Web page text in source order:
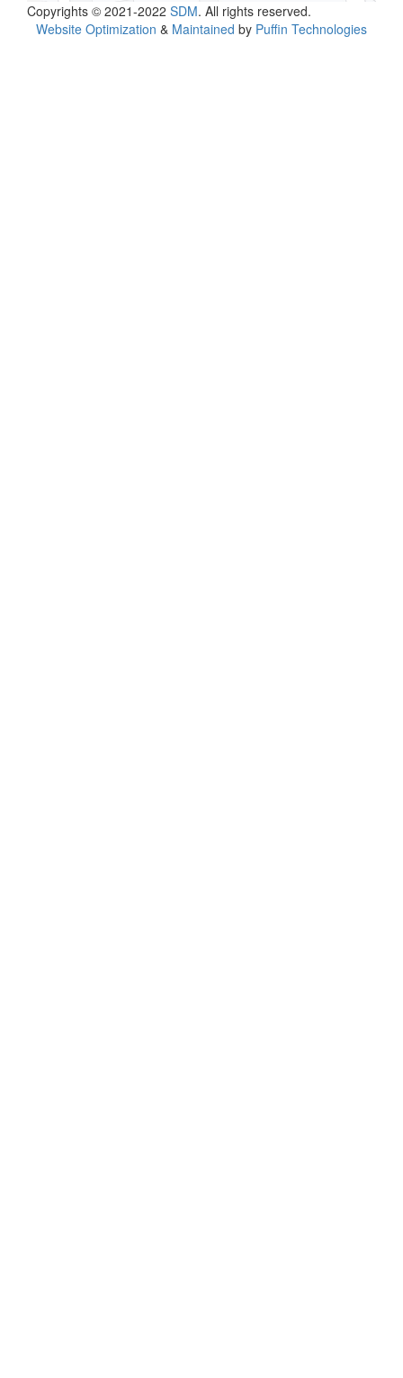
Copyrights © 2021-2022 SDM. All rights reserved.
Website Optimization & Maintained by Puffin Technologies